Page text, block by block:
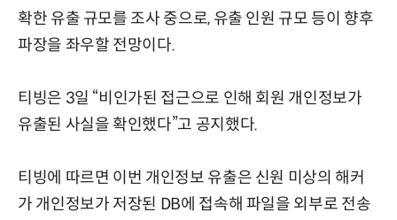
확한 유출 규모를 조사 중으로, 유출 인원 규모 등이 향후
파장을 좌우할 전망이다.
티빙은 3일 “비인가된 접근으로 인해 회원 개인정보가
유출된 사실을 확인했다”고 공지했다.
티빙에 따르면 이번 개인정보 유출은 신원 미상의 해커
가 개인정보가 저장된 DB에 접속해 파일을 외부로 전송